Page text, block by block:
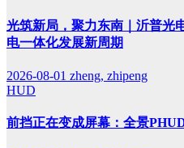
光筑新局，聚力东南｜沂普光
电一体化发展新周期
2026-08-01 zheng, zhipeng
HUD
前挡正在变成屏幕：全景